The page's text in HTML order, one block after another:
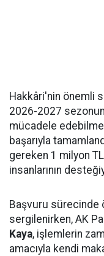
Hakkâri'nin önemli
2026-2027
mücadele
başarıyla
gereken 1 milyon
insanlarının
Başvuru sürecinde
sergilenirken, AK
Kaya, işlemlerin
amacıyla kendi